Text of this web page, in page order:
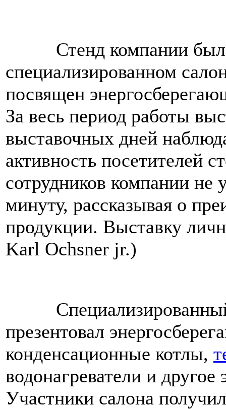
Стенд компании был
специализированном
посвящен
За весь период работы
выставочных дней
активность посетителей
сотрудников компании не
минуту, рассказывая о
продукции. Выставку
Karl Ochsner jr.)
презентовал
конденсационные котлы,
водонагреватели и
Участники салона